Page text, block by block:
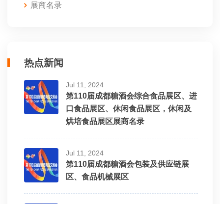
展商名录
热点新闻
Jul 11, 2024
第110届成都糖酒会综合食品展区、进
口食品展区、休闲食品展区，休闲及
烘培食品展区展商名录
Jul 11, 2024
第110届成都糖酒会包装及供应链展
区、食品机械展区